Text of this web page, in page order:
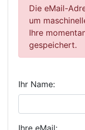
Die eMail-
um
Ihre
gespeichert.
Ihr Name:
Ihre eMail: